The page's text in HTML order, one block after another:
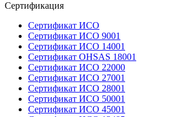
Сертификация
Сертификат ИСО
Сертификат ИСО 9001
Сертификат ИСО 14001
Сертификат OHSAS 18001
Сертификат ИСО 22000
Сертификат ИСО 27001
Сертификат ИСО 28001
Сертификат ИСО 50001
Сертификат ИСО 45001